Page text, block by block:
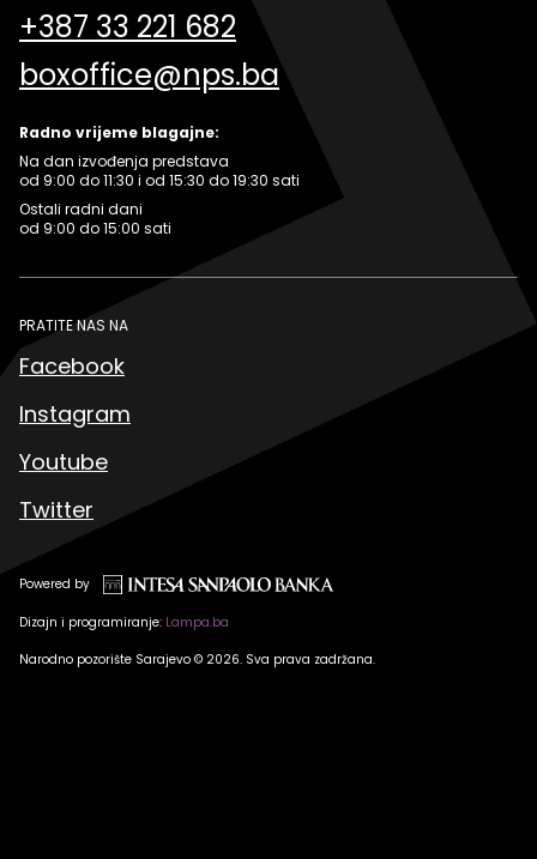
+387 33 221 682
boxoffice@nps.ba
Radno vrijeme blagajne:
Na dan izvođenja predstava
od 9:00 do 11:30 i od 15:30 do 19:30 sati
Ostali radni dani
od 9:00 do 15:00 sati
PRATITE NAS NA
Facebook
Instagram
Youtube
Twitter
Powered by
Dizajn i programiranje: Lampa.ba
Narodno pozorište Sarajevo © 2026. Sva prava zadržana.